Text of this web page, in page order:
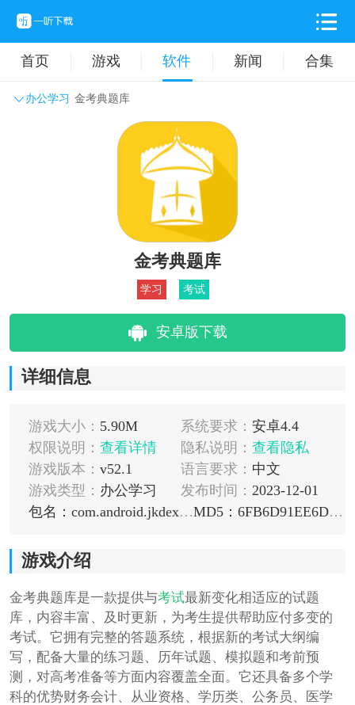
首页 游戏 软件 新闻 合集
办公学习 金考典题库
主题壁纸 旅游出行
拍摄美化 时尚购物
金考典题库
学习 考试
安卓版下载
详细信息
游戏大小： 5.90M 系统要求： 安卓4.4
权限说明： 查看详情 隐私说明： 查看隐私
游戏版本： v52.1 语言要求： 中文
游戏类型： 办公学习 发布时间： 2023-12-01
包名：com.android.jkdexam
MD5：6FB6D91EE6D452A771BEDF76D84D0BE1
游戏介绍
金考典题库是一款提供与考试最新变化相适应的试题
库，内容丰富、及时更新，为考生提供帮助应付多变的
考试。它拥有完整的答题系统，根据新的考试大纲编
写，配备大量的练习题、历年试题、模拟题和考前预
测，对高考准备等方面内容覆盖全面。它还具备多个学
科的优势财务会计、从业资格、学历类、公务员、医学